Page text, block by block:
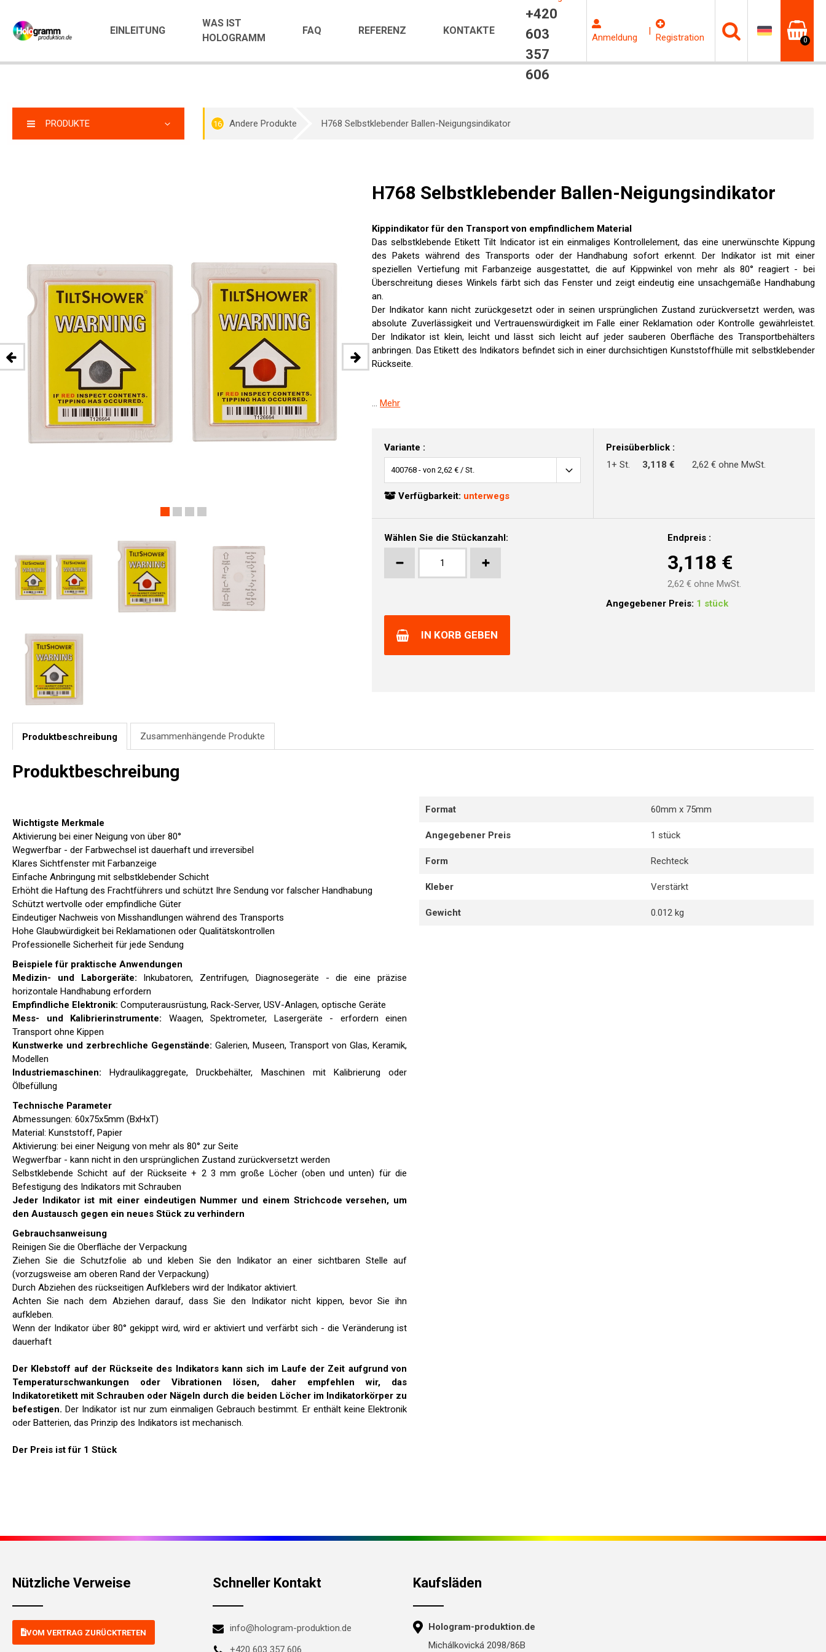
EINLEITUNG
WAS IST
HOLOGRAMM
FAQ REFERENZ KONTAKTE
+420
603
357
606
Anmeldung
|
Registration 0
PRODUKTE 16 Andere Produkte H768 Selbstklebender Ballen-Neigungsindikator
H768 Selbstklebender Ballen-Neigungsindikator
Kippindikator für den Transport von empfindlichem Material
Das selbstklebende Etikett Tilt Indicator ist ein einmaliges Kontrollelement, das eine unerwünschte Kippung
des Pakets während des Transports oder der Handhabung sofort erkennt. Der Indikator ist mit einer
speziellen Vertiefung mit Farbanzeige ausgestattet, die auf Kippwinkel von mehr als 80° reagiert - bei
Überschreitung dieses Winkels färbt sich das Fenster und zeigt eindeutig eine unsachgemäße Handhabung
an.
Der Indikator kann nicht zurückgesetzt oder in seinen ursprünglichen Zustand zurückversetzt werden, was
absolute Zuverlässigkeit und Vertrauenswürdigkeit im Falle einer Reklamation oder Kontrolle gewährleistet.
Der Indikator ist klein, leicht und lässt sich leicht auf jeder sauberen Oberfläche des Transportbehälters
anbringen. Das Etikett des Indikators befindet sich in einer durchsichtigen Kunststoffhülle mit selbstklebender
Rückseite.
...Mehr
Variante :
Verfügbarkeit: unterwegs
Preisüberblick :
1+ St.
3,118 € 2,62 € ohne MwSt.
Wählen Sie die Stückanzahl: Endpreis :
3,118 €
2,62€ ohne MwSt.
IN KORB GEBEN
Angegebener Preis: 1 stück
Produktbeschreibung Zusammenhängende Produkte
Produktbeschreibung
Wichtigste Merkmale
Aktivierung bei einer Neigung von über 80°
Wegwerfbar - der Farbwechsel ist dauerhaft und irreversibel
Klares Sichtfenster mit Farbanzeige
Einfache Anbringung mit selbstklebender Schicht
Erhöht die Haftung des Frachtführers und schützt Ihre Sendung vor falscher Handhabung
Schützt wertvolle oder empfindliche Güter
Eindeutiger Nachweis von Misshandlungen während des Transports
Hohe Glaubwürdigkeit bei Reklamationen oder Qualitätskontrollen
Professionelle Sicherheit für jede Sendung
Beispiele für praktische Anwendungen
Medizin- und Laborgeräte: Inkubatoren, Zentrifugen, Diagnosegeräte - die eine präzise
horizontale Handhabung erfordern
Empfindliche Elektronik: Computerausrüstung, Rack-Server, USV-Anlagen, optische Geräte
Mess- und Kalibrierinstrumente: Waagen, Spektrometer, Lasergeräte - erfordern einen
Transport ohne Kippen
Kunstwerke und zerbrechliche Gegenstände: Galerien, Museen, Transport von Glas, Keramik,
Modellen
Industriemaschinen: Hydraulikaggregate, Druckbehälter, Maschinen mit Kalibrierung oder
Ölbefüllung
Technische Parameter
Abmessungen: 60x75x5mm (BxHxT)
Material: Kunststoff, Papier
Aktivierung: bei einer Neigung von mehr als 80° zur Seite
Wegwerfbar - kann nicht in den ursprünglichen Zustand zurückversetzt werden
Selbstklebende Schicht auf der Rückseite + 2 3 mm große Löcher (oben und unten) für die
Befestigung des Indikators mit Schrauben
Jeder Indikator ist mit einer eindeutigen Nummer und einem Strichcode versehen, um
den Austausch gegen ein neues Stück zu verhindern
Gebrauchsanweisung
Reinigen Sie die Oberfläche der Verpackung
Ziehen Sie die Schutzfolie ab und kleben Sie den Indikator an einer sichtbaren Stelle auf
(vorzugsweise am oberen Rand der Verpackung)
Durch Abziehen des rückseitigen Aufklebers wird der Indikator aktiviert.
Achten Sie nach dem Abziehen darauf, dass Sie den Indikator nicht kippen, bevor Sie ihn
aufkleben.
Wenn der Indikator über 80° gekippt wird, wird er aktiviert und verfärbt sich - die Veränderung ist
dauerhaft
Der Klebstoff auf der Rückseite des Indikators kann sich im Laufe der Zeit aufgrund von
Temperaturschwankungen oder Vibrationen lösen, daher empfehlen wir, das
Indikatoretikett mit Schrauben oder Nägeln durch die beiden Löcher im Indikatorkörper zu
befestigen. Der Indikator ist nur zum einmaligen Gebrauch bestimmt. Er enthält keine Elektronik
oder Batterien, das Prinzip des Indikators ist mechanisch.
Der Preis ist für 1 Stück
Format 60mm x 75mm
Angegebener Preis 1 stück
Form Rechteck
Kleber Verstärkt
Gewicht 0.012 kg
Nützliche Verweise
VOM VERTRAG ZURÜCKTRETEN
Schneller Kontakt
info@hologram-produktion.de
+420 603 357 606
Kaufsläden
Hologram-produktion.de
Michálkovická 2098/86B